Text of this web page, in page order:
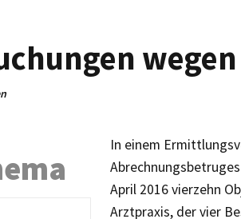
In einem
April 2016 vierzehn
Arztpraxis, der vier